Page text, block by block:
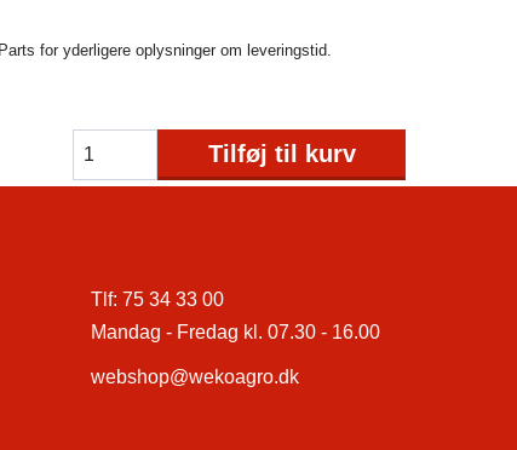
for yderligere oplysninger om leveringstid.
Tilføj til kurv
Tlf: 75 34 33 00
Mandag - Fredag kl. 07.30 - 16.00
webshop@wekoagro.dk